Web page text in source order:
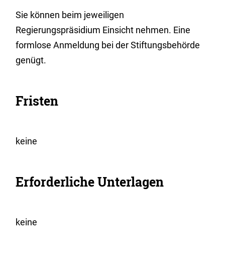
Sie können beim jeweiligen
Regierungspräsidium Einsicht nehmen. Eine
formlose Anmeldung bei der Stiftungsbehörde
genügt.
Fristen
keine
Erforderliche Unterlagen
keine